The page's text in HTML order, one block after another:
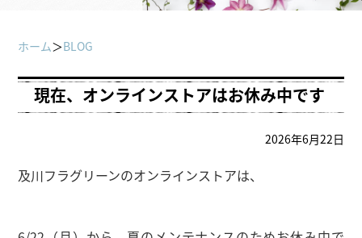
ホーム＞BLOG
現在、オンラインストアはお休み中です
2026年6月22日
及川フラグリーンのオンラインストアは、